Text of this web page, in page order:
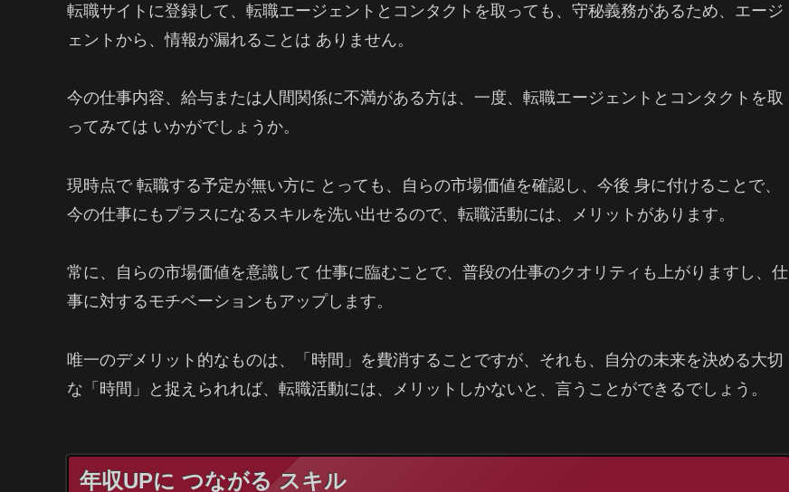
転職サイトに登録して、転職エージェントとコンタクトを取っても、守秘義務があるため、エージ
ェントから、情報が漏れることは ありません。
今の仕事内容、給与または人間関係に不満がある方は、一度、転職エージェントとコンタクトを取
ってみては いかがでしょうか。
現時点で 転職する予定が無い方に とっても、自らの市場価値を確認し、今後 身に付けることで、
今の仕事にもプラスになるスキルを洗い出せるので、転職活動には、メリットがあります。
常に、自らの市場価値を意識して 仕事に臨むことで、普段の仕事のクオリティも上がりますし、仕
事に対するモチベーションもアップします。
唯一のデメリット的なものは、「時間」を費消することですが、それも、自分の未来を決める大切
な「時間」と捉えられれば、転職活動には、メリットしかないと、言うことができるでしょう。
年収UPに つながる スキル